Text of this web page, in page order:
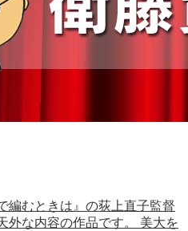
編むときは』の荻上直子監督
外な内容の作品です。 美大を